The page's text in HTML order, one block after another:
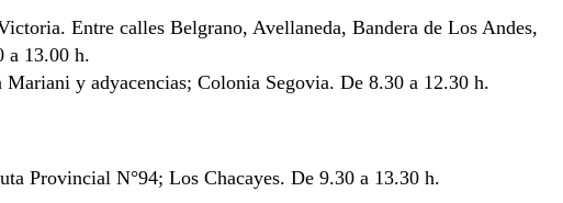
Entre calles Belgrano, Avellaneda, Bandera de Los Andes,
a 13.00 h.
y adyacencias; Colonia Segovia. De 8.30 a 12.30 h.
Provincial N°94; Los Chacayes. De 9.30 a 13.30 h.